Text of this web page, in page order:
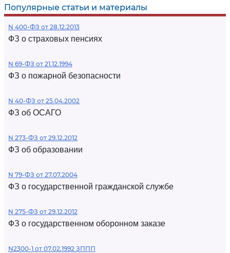
Популярные статьи и материалы
N 400-ФЗ от 28.12.2013
ФЗ о страховых пенсиях
N 69-ФЗ от 21.12.1994
ФЗ о пожарной безопасности
N 40-ФЗ от 25.04.2002
ФЗ об ОСАГО
N 273-ФЗ от 29.12.2012
ФЗ об образовании
N 79-ФЗ от 27.07.2004
ФЗ о государственной гражданской службе
N 275-ФЗ от 29.12.2012
ФЗ о государственном оборонном заказе
N2300-1 от 07.02.1992 ЗППП